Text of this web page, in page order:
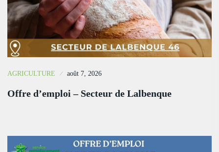
AGRICULTURE août 7, 2026
Offre d’emploi – Secteur de Lalbenque